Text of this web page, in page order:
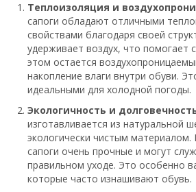
Теплоизоляция и
сапоги обладают отличными
свойствами благодаря своей
удерживает воздух, что помогает
этом остается
накопление влаги внутри обуви.
идеальными для холодной погоды.
Экологичность и
изготавливается из натуральной
экологически чистым
сапоги очень прочные и могут
правильном уходе. Это особенно
которые часто изнашивают обувь.